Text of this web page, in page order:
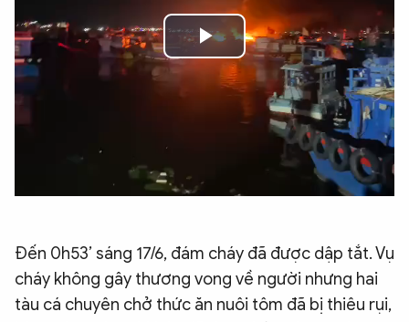
Play
Video
Đến 0h53’ sáng 17/6, đám cháy đã được dập tắt. Vụ
cháy không gây thương vong về người nhưng hai
tàu cá chuyên chở thức ăn nuôi tôm đã bị thiêu rụi,